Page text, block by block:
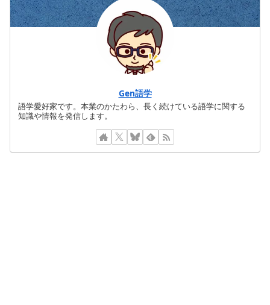
Gen語学
語学愛好家です。本業のかたわら、長く続けている語学に関する
知識や情報を発信します。